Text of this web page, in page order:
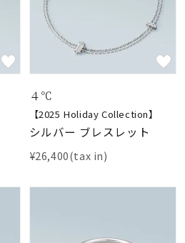
在庫ありのみ すべて表示
４℃
【2025 Holiday Collection】
シルバー ブレスレット
¥26,400(tax in)